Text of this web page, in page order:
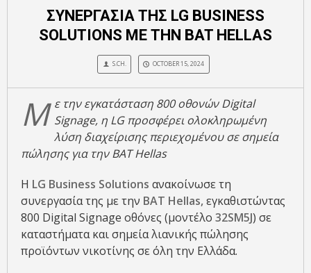
ΣΥΝΕΡΓΑΣΙΑ ΤΗΣ LG BUSINESS
SOLUTIONS ΜΕ ΤΗΝ BAT HELLAS
S.CH. OCTOBER 15, 2024
Μ ε την εγκατάσταση 800 οθονών Digital
Signage, η LG προσφέρει ολοκληρωμένη
λύση διαχείρισης περιεχομένου σε σημεία
πώλησης για την BAT Hellas
Η LG Business Solutions ανακοίνωσε τη
συνεργασία της με την BAT Hellas,εγκαθιστώντας
800 Digital Signage οθόνες (μοντέλο 32SM5J) σε
καταστήματα και σημεία λιανικής πώλησης
προϊόντων νικοτίνης σε όλη την Ελλάδα.